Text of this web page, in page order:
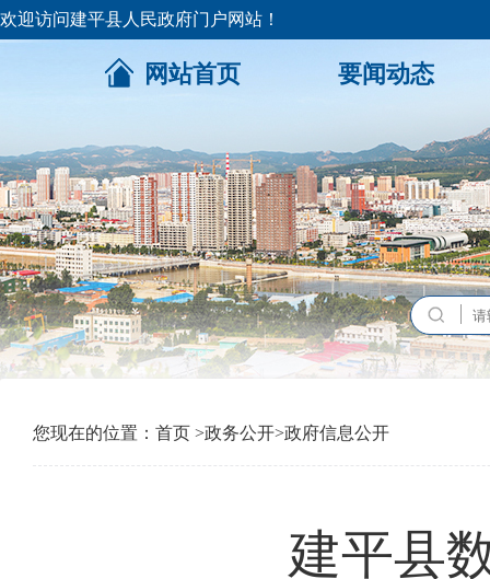
欢迎访问建平县人民政府门户网站！
网站首页 要闻动态
您现在的位置： 首页 >政务公开>政府信息公开
建平县